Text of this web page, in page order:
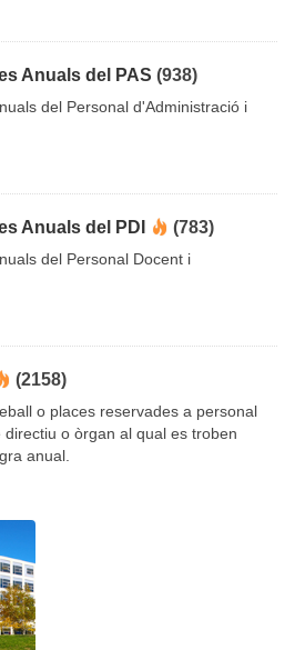
Anuals del PAS (938)
del Personal d'Administració i
Anuals del PDI (783)
del Personal Docent i
(2158)
o places reservades a personal
o òrgan al qual es troben
anual.